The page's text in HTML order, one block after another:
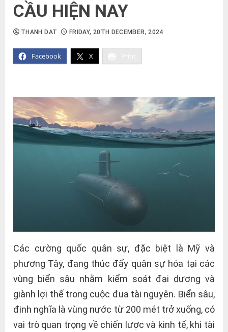
CẦU HIỆN NAY
Facebook X
THANH DAT FRIDAY, 20TH DECEMBER, 2024
Các cường quốc quân sự, đặc biệt là Mỹ và
phương Tây, đang thúc đẩy quân sự hóa tại các
vùng biển sâu nhằm kiểm soát đại dương và
giành lợi thế trong cuộc đua tài nguyên. Biển sâu,
định nghĩa là vùng nước từ 200 mét trở xuống, có
vai trò quan trọng về chiến lược và kinh tế, khi tài